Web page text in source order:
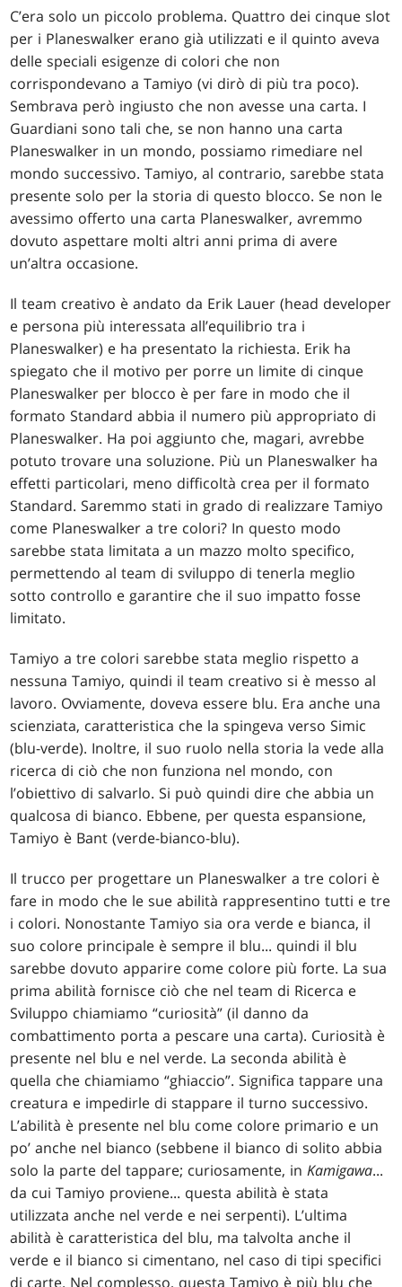
C’era solo un piccolo problema. Quattro dei cinque slot
per i Planeswalker erano già utilizzati e il quinto aveva
delle speciali esigenze di colori che non
corrispondevano a Tamiyo (vi dirò di più tra poco).
Sembrava però ingiusto che non avesse una carta. I
Guardiani sono tali che, se non hanno una carta
Planeswalker in un mondo, possiamo rimediare nel
mondo successivo. Tamiyo, al contrario, sarebbe stata
presente solo per la storia di questo blocco. Se non le
avessimo offerto una carta Planeswalker, avremmo
dovuto aspettare molti altri anni prima di avere
un’altra occasione.
Il team creativo è andato da Erik Lauer (head developer
e persona più interessata all’equilibrio tra i
Planeswalker) e ha presentato la richiesta. Erik ha
spiegato che il motivo per porre un limite di cinque
Planeswalker per blocco è per fare in modo che il
formato Standard abbia il numero più appropriato di
Planeswalker. Ha poi aggiunto che, magari, avrebbe
potuto trovare una soluzione. Più un Planeswalker ha
effetti particolari, meno difficoltà crea per il formato
Standard. Saremmo stati in grado di realizzare Tamiyo
come Planeswalker a tre colori? In questo modo
sarebbe stata limitata a un mazzo molto specifico,
permettendo al team di sviluppo di tenerla meglio
sotto controllo e garantire che il suo impatto fosse
limitato.
Tamiyo a tre colori sarebbe stata meglio rispetto a
nessuna Tamiyo, quindi il team creativo si è messo al
lavoro. Ovviamente, doveva essere blu. Era anche una
scienziata, caratteristica che la spingeva verso Simic
(blu-verde). Inoltre, il suo ruolo nella storia la vede alla
ricerca di ciò che non funziona nel mondo, con
l’obiettivo di salvarlo. Si può quindi dire che abbia un
qualcosa di bianco. Ebbene, per questa espansione,
Tamiyo è Bant (verde-bianco-blu).
Il trucco per progettare un Planeswalker a tre colori è
fare in modo che le sue abilità rappresentino tutti e tre
i colori. Nonostante Tamiyo sia ora verde e bianca, il
suo colore principale è sempre il blu... quindi il blu
sarebbe dovuto apparire come colore più forte. La sua
prima abilità fornisce ciò che nel team di Ricerca e
Sviluppo chiamiamo “curiosità” (il danno da
combattimento porta a pescare una carta). Curiosità è
presente nel blu e nel verde. La seconda abilità è
quella che chiamiamo “ghiaccio”. Significa tappare una
creatura e impedirle di stappare il turno successivo.
L’abilità è presente nel blu come colore primario e un
po’ anche nel bianco (sebbene il bianco di solito abbia
solo la parte del tappare; curiosamente, inKamigawa...
da cui Tamiyo proviene... questa abilità è stata
utilizzata anche nel verde e nei serpenti). L’ultima
abilità è caratteristica del blu, ma talvolta anche il
verde e il bianco si cimentano, nel caso di tipi specifici
di carte. Nel complesso, questa Tamiyo è più blu che